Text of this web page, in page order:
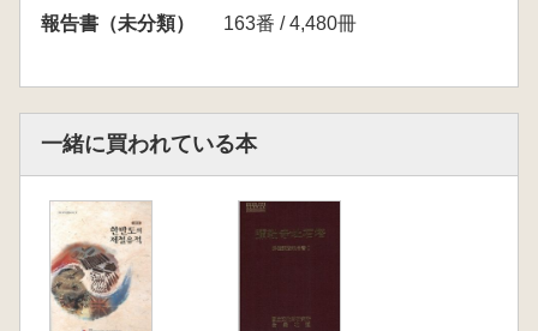
報告書（未分類）
163番 / 4,480冊
一緒に買われている本